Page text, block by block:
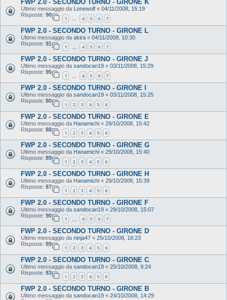
FWP 2.0 - SECONDO TURNO - GIRONE K
Ultimo messaggio da Lonewolf « 04/11/2008, 15:19
Risposte: 90
1 … 4 5 6 7
FWP 2.0 - SECONDO TURNO - GIRONE L
Ultimo messaggio da akira « 04/11/2008, 10:30
Risposte: 91
1 4 5 6 7
FWP 2.0 - SECONDO TURNO - GIRONE J
Ultimo messaggio da sandocan19 « 03/11/2008, 15:29
Risposte: 95
1 4 5 6 7
FWP 2.0 - SECONDO TURNO - GIRONE I
Ultimo messaggio da sandocan19 « 03/11/2008, 15:25
Risposte: 80
1 2 3 4 5 6
FWP 2.0 - SECONDO TURNO - GIRONE E
Ultimo messaggio da Hanamichi « 29/10/2008, 15:42
Risposte: 88
1 2 3 4 5 6
FWP 2.0 - SECONDO TURNO - GIRONE G
Ultimo messaggio da Hanamichi « 29/10/2008, 15:40
Risposte: 89
1 2 3 4 5 6
FWP 2.0 - SECONDO TURNO - GIRONE H
Ultimo messaggio da Hanamichi « 29/10/2008, 15:39
Risposte: 87
1 2 3 4 5 6
FWP 2.0 - SECONDO TURNO - GIRONE F
Ultimo messaggio da sandocan19 « 29/10/2008, 15:07
Risposte: 90
1 4 5 6 7
FWP 2.0 - SECONDO TURNO - GIRONE D
Ultimo messaggio da ninja47 « 25/10/2008, 16:23
Risposte: 89
1 2 3 4 5 6
FWP 2.0 - SECONDO TURNO - GIRONE C
Ultimo messaggio da sandocan19 « 25/10/2008, 9:24
Risposte: 83
1 2 3 4 5 6
FWP 2.0 - SECONDO TURNO - GIRONE B
Ultimo messaggio da sandocan19 « 24/10/2008, 14:29